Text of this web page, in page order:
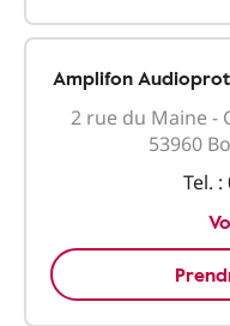
Amplifon
2 rue du Maine -
53960
Tel. :